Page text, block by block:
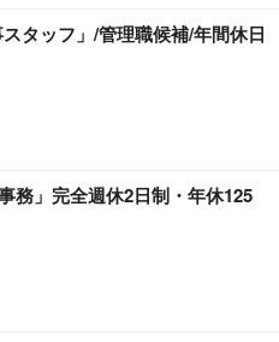
タッフ」/管理職候補/年間休日
務」完全週休2日制・年休125